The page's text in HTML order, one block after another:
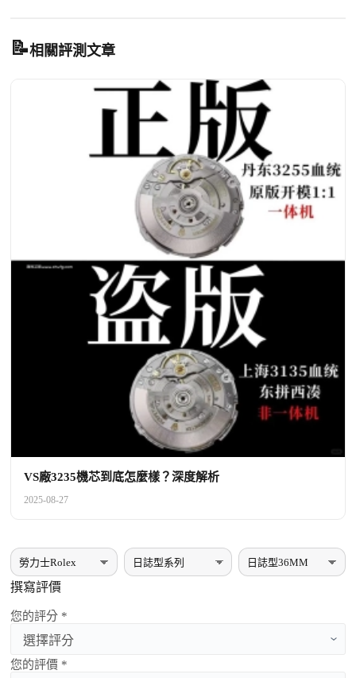
📝相關評測文章
VS廠3235機芯到底怎麼樣？深度解析
2025-08-27
撰寫評價
您的評分 *
您的評價 *